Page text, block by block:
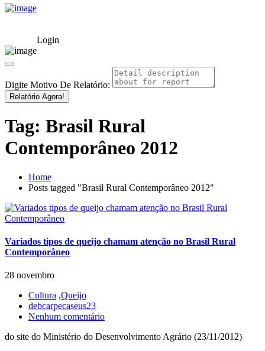
Login
Digite Motivo De Relatório:
Relatório Agora!
Tag: Brasil Rural
Contemporâneo 2012
Home
Posts tagged "Brasil Rural Contemporâneo 2012"
Variados tipos de queijo chamam atenção no Brasil Rural
Contemporâneo
28 novembro
Cultura ,Queijo
debcarpecaseus23
Nenhum comentário
do site do Ministério do Desenvolvimento Agrário (23/11/2012)